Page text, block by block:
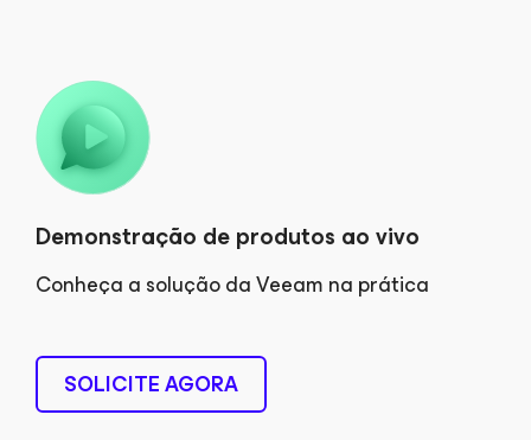
Demonstração de produtos ao vivo
Conheça a solução da Veeam na prática
SOLICITE AGORA